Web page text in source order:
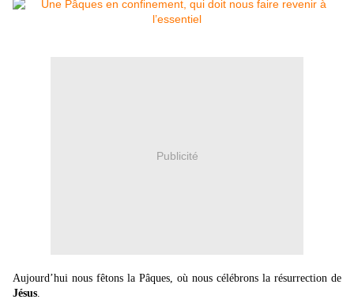
Publicité
Aujourd’hui nous fêtons la Pâques, où nous célébrons la résurrection de
Jésus.